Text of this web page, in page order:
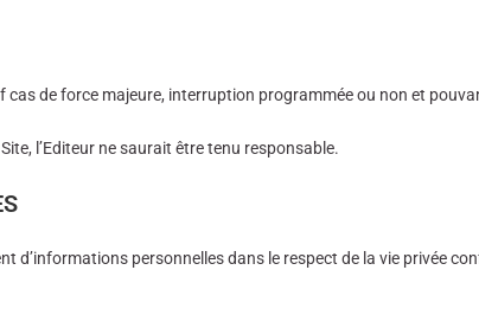
de force majeure, interruption programmée ou non et
l’Editeur ne saurait être tenu responsable.
d’informations personnelles dans le respect de la vie privée